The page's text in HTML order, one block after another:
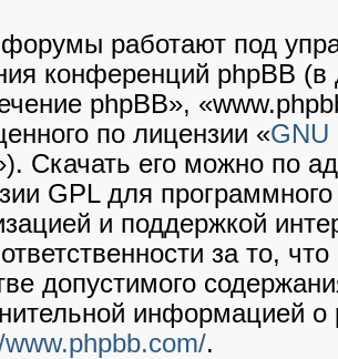
работают под
конференций phpBB
phpBB»,
по лицензии «GNU
Скачать его можно по
GPL для
и поддержкой
за то,
допустимого
информацией
.